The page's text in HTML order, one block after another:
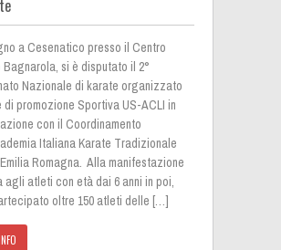
a Cesenatico presso il Centro
Bagnarola, si è disputato il 2°
Nazionale di karate organizzato
di promozione Sportiva US-ACLI in
con il Coordinamento
Italiana Karate Tradizionale
Romagna. Alla manifestazione
agli atleti con età dai 6 anni in poi,
oltre 150 atleti delle […]